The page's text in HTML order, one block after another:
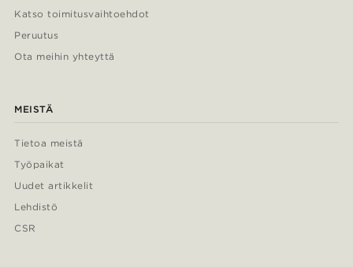
Katso toimitusvaihtoehdot
Peruutus
Ota meihin yhteyttä
MEISTÄ
Tietoa meistä
Työpaikat
Uudet artikkelit
Lehdistö
CSR